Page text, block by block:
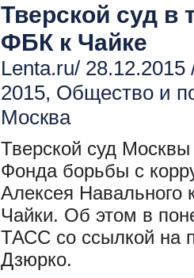
Тверской суд в
ФБК к Чайке
Lenta.ru/
2015, Общество и
Москва
Тверской суд Москвы
Фонда борьбы с
Алексея Навального
Чайки. Об этом в
ТАСС со ссылкой на
Дзюрко.